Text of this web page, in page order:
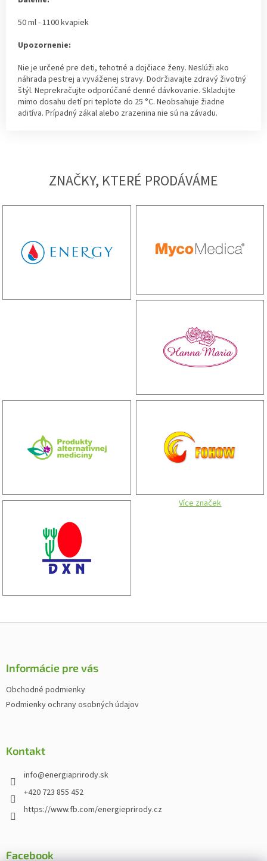
50 ml - 1100 kvapiek
Upozornenie:
Nie je určené pre deti, tehotné a dojčiace ženy. Neslúži ako
náhrada pestrej a vyváženej stravy. Dodržiavajte zdravý životný
štýl. Neprekračujte odporúčané denné dávkovanie. Skladujte
mimo dosahu detí pri teplote do 25 °C. Neobsahuje žiadne
aditíva. Prípadný zákal alebo zrazenina nie sú na závadu.
ZNAČKY, KTERÉ PRODÁVÁME
Více značek
Z
Informácie pre vás
Obchodné podmienky
Podmienky ochrany osobných údajov
Kontakt
info@energiaprirody.sk
+420 723 855 452
https://www.fb.com/energieprirody.cz
Facebook